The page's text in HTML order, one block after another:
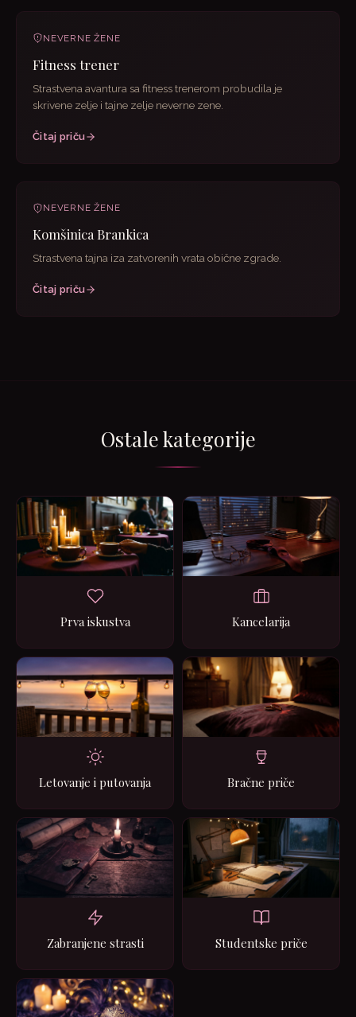
NEVERNE ŽENE
Fitness trener
Strastvena avantura sa fitness trenerom probudila je
skrivene zelje i tajne zelje neverne zene.
Čitaj priču
NEVERNE ŽENE
Komšinica Brankica
Strastvena tajna iza zatvorenih vrata obične zgrade.
Čitaj priču
Ostale kategorije
Prva iskustva Kancelarija
Letovanje i putovanja Bračne priče
Zabranjene strasti Studentske priče